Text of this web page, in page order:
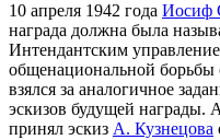
10 апреля 1942 года Иосиф
награда должна была
Интендантским
общенациональной борьбы
взялся за аналогичное
эскизов будущей награды.
принял эскиз А. Кузнецова